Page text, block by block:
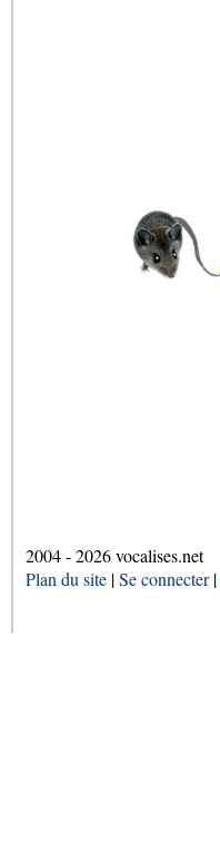
2004 - 2026 vocalises.net
Plan du site |Se connecter|